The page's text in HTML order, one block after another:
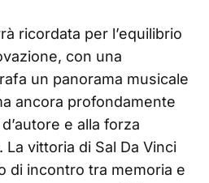
ricordata per l’equilibrio
con una
un panorama musicale
ancora profondamente
e alla forza
La vittoria di Sal Da Vinci
di incontro tra memoria e